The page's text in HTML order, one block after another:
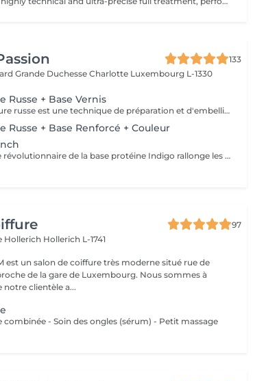
133
Grande Duchesse Charlotte Luxembourg L-1330
Russe + Base Vernis
La manucure russe est une technique de préparation et d'embellissement aussi précise qu'efficace, qui consiste à arranger et sculpter délicatement le contour de l'ongle à l'aide d'outils de précision spécialisés. Esthétique mais aussi pratique, ce travail à la base de l'ongle offre un résultat lisse et net : des contours parfaitement définis, des cuticules durablement éliminées, un gain de longueur... En bref, un aspect soigné pour résultat irréprochable. La formule révolutionnaire de la base protéine Indigo rallonge les ongles, les renforcent naturellement et répare les cassures. Le résultat ? De longs ongles fortifiés qui ne se fendent pas, un véritable soin précieux.
Russe + Base Renforcé + Couleur
La formule révolutionnaire de la base protéine Indigo rallonge les ongles, les renforcent naturellement et répare les cassures. Le résultat ? De longs ongles fortifiés qui ne se fendent pas, un véritable soin précieux.
97
Hollerich Hollerich L-1741
est un salon de coiffure très moderne situé rue de
de la gare de Luxembourg. Nous sommes à
notre clientèle a...
combinée - Soin des ongles (sérum) - Petit massage